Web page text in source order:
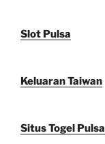
Slot Pulsa
Keluaran Taiwan
Situs Togel Pulsa